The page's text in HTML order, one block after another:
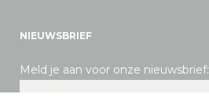
NIEUWSBRIEF
Meld je aan voor onze nieuwsbrief: